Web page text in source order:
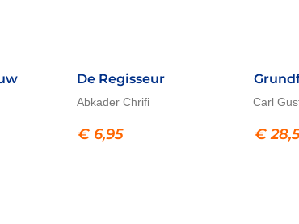
De Regisseur
Abkader Chrifi
€ 6,95
Carl
€